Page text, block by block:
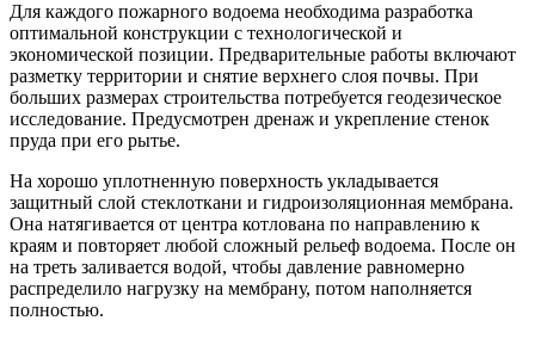
Для каждого пожарного водоема необходима разработка
оптимальной конструкции с технологической и
экономической позиции. Предварительные работы включают
разметку территории и снятие верхнего слоя почвы. При
больших размерах строительства потребуется геодезическое
исследование. Предусмотрен дренаж и укрепление стенок
пруда при его рытье.
На хорошо уплотненную поверхность укладывается
защитный слой стеклоткани и гидроизоляционная мембрана.
Она натягивается от центра котлована по направлению к
краям и повторяет любой сложный рельеф водоема. После он
на треть заливается водой, чтобы давление равномерно
распределило нагрузку на мембрану, потом наполняется
полностью.